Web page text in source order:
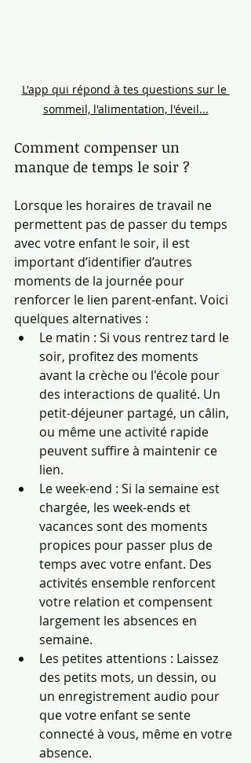
L'app qui répond à tes questions sur le
sommeil, l'alimentation, l'éveil...
Comment compenser un
manque de temps le soir ?
Lorsque les horaires de travail ne
permettent pas de passer du temps
avec votre enfant le soir, il est
important d’identifier d’autres
moments de la journée pour
renforcer le lien parent-enfant. Voici
quelques alternatives :
Le matin : Si vous rentrez tard le
soir, profitez des moments
avant la crèche ou l'école pour
des interactions de qualité. Un
petit-déjeuner partagé, un câlin,
ou même une activité rapide
peuvent suffire à maintenir ce
lien.
Le week-end : Si la semaine est
chargée, les week-ends et
vacances sont des moments
propices pour passer plus de
temps avec votre enfant. Des
activités ensemble renforcent
votre relation et compensent
largement les absences en
semaine.
Les petites attentions : Laissez
des petits mots, un dessin, ou
un enregistrement audio pour
que votre enfant se sente
connecté à vous, même en votre
absence.